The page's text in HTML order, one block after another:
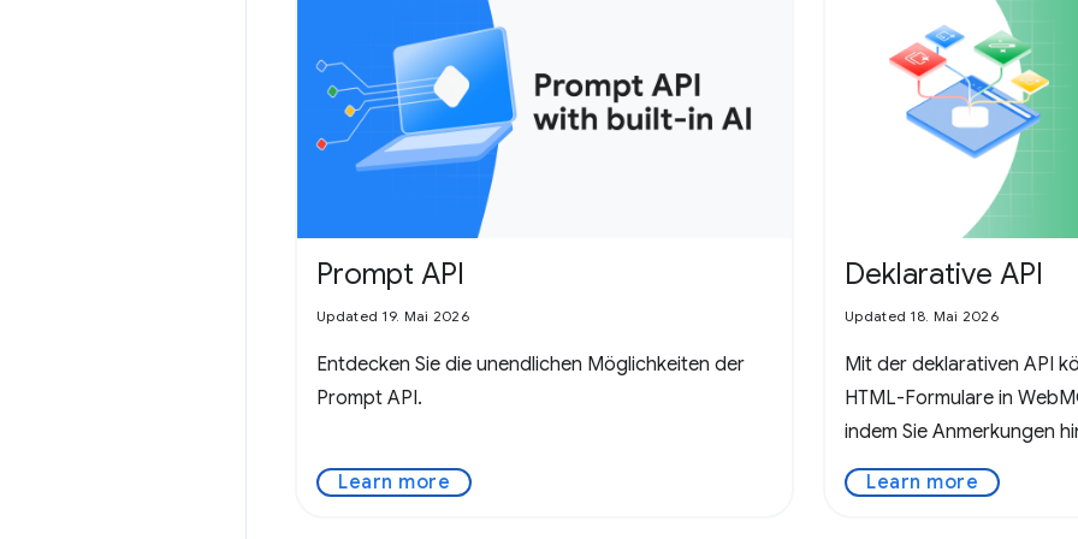
Prompt API
Updated 19. Mai 2026
Entdecken Sie die unendlichen Möglichkeiten der
Prompt API.
Learn more
Deklarative API
Updated 18. Mai 2026
Mit der deklarativen API
HTML-Formulare in
indem Sie Anmerkungen
Learn more